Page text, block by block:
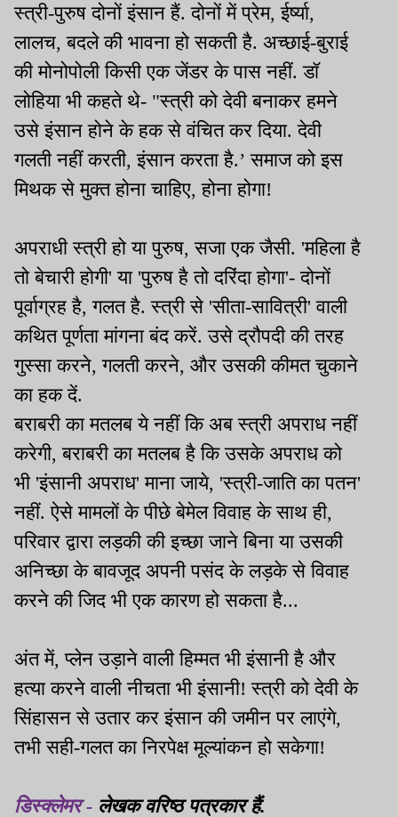
स्त्री-पुरुष दोनों इंसान हैं. दोनों में प्रेम, ईर्ष्या,
लालच, बदले की भावना हो सकती है. अच्छाई-बुराई
की मोनोपोली किसी एक जेंडर के पास नहीं. डॉ
लोहिया भी कहते थे- "स्त्री को देवी बनाकर हमने
उसे इंसान होने के हक से वंचित कर दिया. देवी
गलती नहीं करती, इंसान करता है.’ समाज को इस
मिथक से मुक्त होना चाहिए, होना होगा!
अपराधी स्त्री हो या पुरुष, सजा एक जैसी. 'महिला है
तो बेचारी होगी' या 'पुरुष है तो दरिंदा होगा'- दोनों
पूर्वाग्रह है, गलत है. स्त्री से 'सीता-सावित्री' वाली
कथित पूर्णता मांगना बंद करें. उसे द्रौपदी की तरह
गुस्सा करने, गलती करने, और उसकी कीमत चुकाने
का हक दें.
बराबरी का मतलब ये नहीं कि अब स्त्री अपराध नहीं
करेगी, बराबरी का मतलब है कि उसके अपराध को
भी 'इंसानी अपराध' माना जाये, 'स्त्री-जाति का पतन'
नहीं. ऐसे मामलों के पीछे बेमेल विवाह के साथ ही,
परिवार द्वारा लड़की की इच्छा जाने बिना या उसकी
अनिच्छा के बावजूद अपनी पसंद के लड़के से विवाह
करने की जिद भी एक कारण हो सकता है...
अंत में, प्लेन उड़ाने वाली हिम्मत भी इंसानी है और
हत्या करने वाली नीचता भी इंसानी! स्त्री को देवी के
सिंहासन से उतार कर इंसान की जमीन पर लाएंगे,
तभी सही-गलत का निरपेक्ष मूल्यांकन हो सकेगा!
डिस्क्लेमर - लेखक वरिष्ठ पत्रकार हैं.